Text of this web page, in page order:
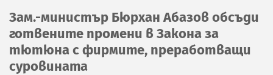
Зам.-министър Бюрхан Абазов обсъди
готвените промени в Закона за
тютюна с фирмите, преработващи
суровината